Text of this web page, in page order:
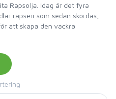
Rapsolja. Idag är det fyra
rapsen som sedan skördas,
att skapa den vackra